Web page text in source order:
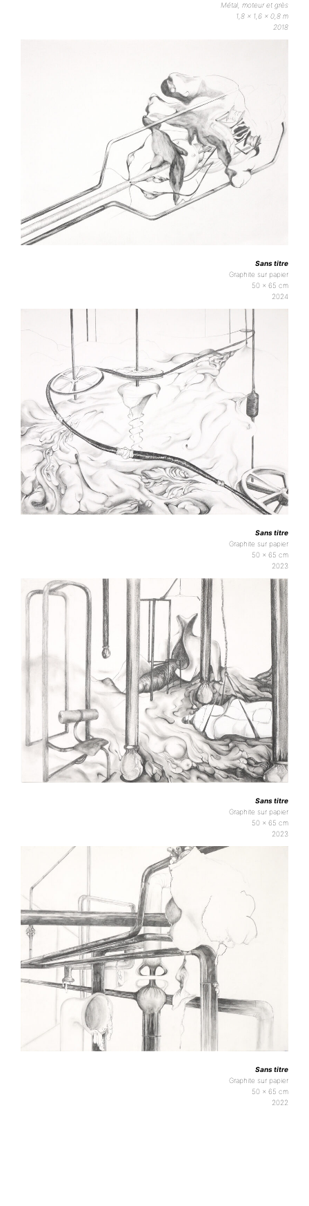
Métal, moteur et grès
1,8 x 1,6 x 0,8 m
2018
Sans titre
Graphite sur papier
50 x 65 cm
2024
Sans titre
Graphite sur papier
50 x 65 cm
2023
Sans titre
Graphite sur papier
50 x 65 cm
2023
Sans titre
Graphite sur papier
50 x 65 cm
2022